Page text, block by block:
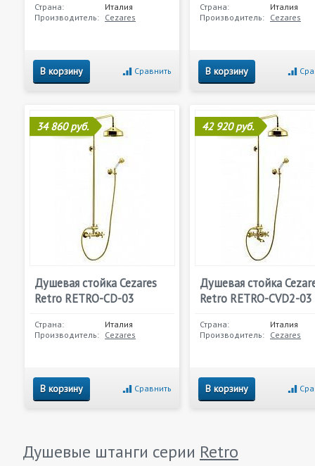
Страна:
Италия
Производитель: Cezares
В корзину Сравнить
Страна:
Италия
Производитель: Cezares
В корзину
34 860 руб.
Душевая стойка Cezares
Retro RETRO-CD-03
Страна:
Италия
Производитель: Cezares
В корзину Сравнить
42 920 руб.
Душевая стойка
Retro RETRO-CVD2-03
Страна:
Италия
Производитель: Cezares
В корзину
Душевые штанги серии Retro